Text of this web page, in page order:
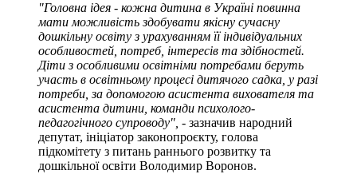
"Головна ідея - кожна дитина в Україні повинна
мати можливість здобувати якісну сучасну
дошкільну освіту з урахуванням її індивідуальних
особливостей, потреб, інтересів та здібностей.
Діти з особливими освітніми потребами беруть
участь в освітньому процесі дитячого садка, у разі
потреби, за допомогою асистента вихователя та
асистента дитини, команди психолого-
педагогічного супроводу", - зазначив народний
депутат, ініціатор законопроєкту, голова
підкомітету з питань раннього розвитку та
дошкільної освіти Володимир Воронов.